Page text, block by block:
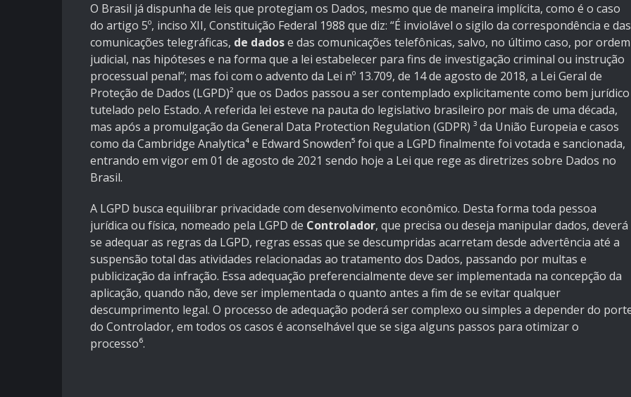
O Brasil já dispunha de leis que protegiam os Dados, mesmo que de maneira implícita, como é o caso
do artigo 5º, inciso XII, Constituição Federal 1988 que diz: “É inviolável o sigilo da correspondência e das
comunicações telegráficas, de dadose das comunicações telefônicas, salvo, no último caso, por ordem
judicial, nas hipóteses e na forma que a lei estabelecer para fins de investigação criminal ou instrução
processual penal”; mas foi com o advento da Lei nº 13.709, de 14 de agosto de 2018, a Lei Geral de
Proteção de Dados (LGPD)² que os Dados passou a ser contemplado explicitamente como bem jurídico
tutelado pelo Estado. A referida lei esteve na pauta do legislativo brasileiro por mais de uma década,
mas após a promulgação da General Data Protection Regulation (GDPR) ³ da União Europeia e casos
como da Cambridge Analytica⁴ e Edward Snowden⁵ foi que a LGPD finalmente foi votada e sancionada,
entrando em vigor em 01 de agosto de 2021 sendo hoje a Lei que rege as diretrizes sobre Dados no
Brasil.
A LGPD busca equilibrar privacidade com desenvolvimento econômico. Desta forma toda pessoa
jurídica ou física, nomeado pela LGPD de Controlador, que precisa ou deseja manipular dados, deverá
se adequar as regras da LGPD, regras essas que se descumpridas acarretam desde advertência até a
suspensão total das atividades relacionadas ao tratamento dos Dados, passando por multas e
publicização da infração. Essa adequação preferencialmente deve ser implementada na concepção da
aplicação, quando não, deve ser implementada o quanto antes a fim de se evitar qualquer
descumprimento legal. O processo de adequação poderá ser complexo ou simples a depender do
do Controlador, em todos os casos é aconselhável que se siga alguns passos para otimizar o
processo⁶.